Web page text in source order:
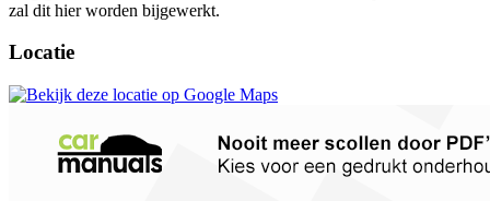
zal dit hier worden bijgewerkt.
Locatie